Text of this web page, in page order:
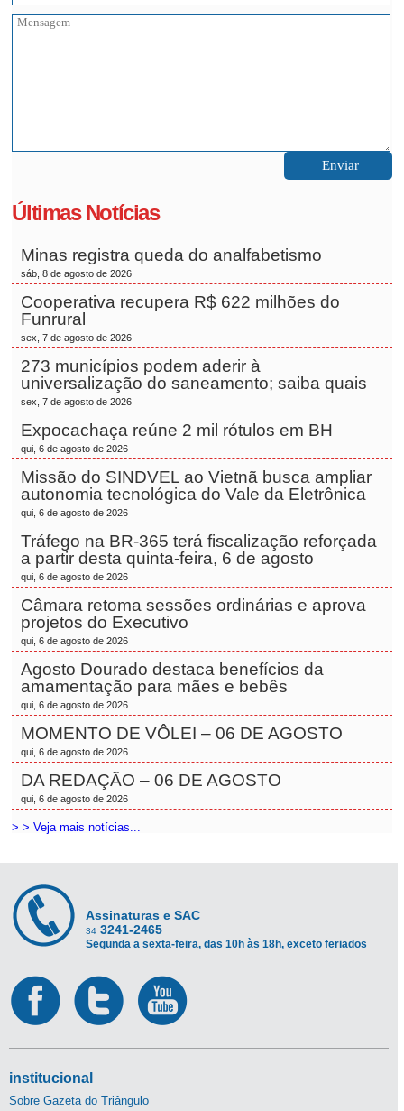
Últimas Notícias
Minas registra queda do analfabetismo
sáb, 8 de agosto de 2026
Cooperativa recupera R$ 622 milhões do
Funrural
sex, 7 de agosto de 2026
273 municípios podem aderir à
universalização do saneamento; saiba quais
sex, 7 de agosto de 2026
Expocachaça reúne 2 mil rótulos em BH
qui, 6 de agosto de 2026
Missão do SINDVEL ao Vietnã busca ampliar
autonomia tecnológica do Vale da Eletrônica
qui, 6 de agosto de 2026
Tráfego na BR-365 terá fiscalização reforçada
a partir desta quinta-feira, 6 de agosto
qui, 6 de agosto de 2026
Câmara retoma sessões ordinárias e aprova
projetos do Executivo
qui, 6 de agosto de 2026
Agosto Dourado destaca benefícios da
amamentação para mães e bebês
qui, 6 de agosto de 2026
MOMENTO DE VÔLEI – 06 DE AGOSTO
qui, 6 de agosto de 2026
DA REDAÇÃO – 06 DE AGOSTO
qui, 6 de agosto de 2026
> > Veja mais notícias...
Assinaturas e SAC
34 3241-2465
Segunda a sexta-feira, das 10h às 18h, exceto feriados
institucional
Sobre Gazeta do Triângulo